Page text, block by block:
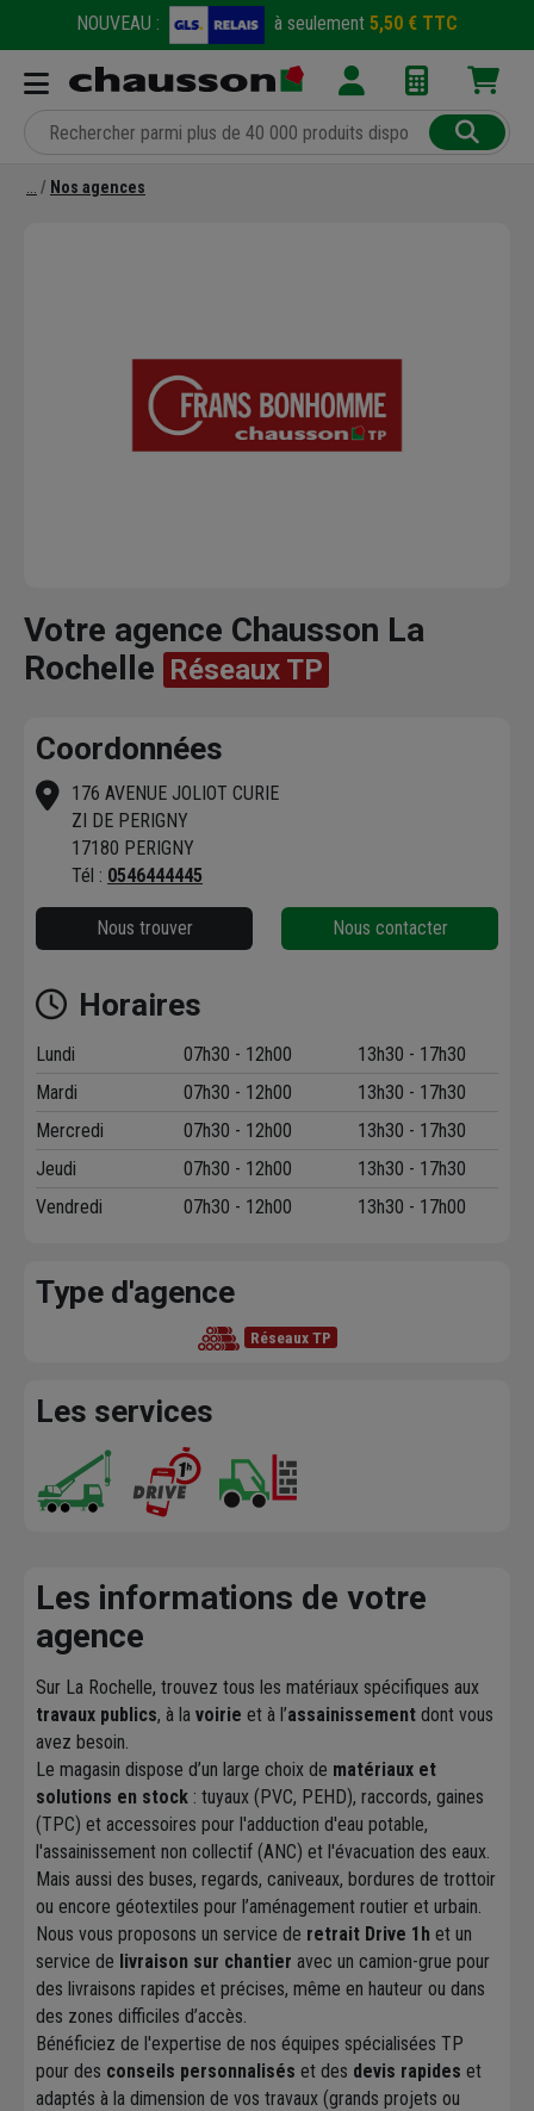
NOUVEAU : à seulement 5,50 € TTC
Nos agences
Votre agence Chausson La
Rochelle Réseaux TP
Coordonnées
176 AVENUE JOLIOT CURIE
ZI DE PERIGNY
17180 PERIGNY
Tél : 0546444445
Nous trouver Nous contacter
Horaires
Lundi 07h30 - 12h00
13h30 - 17h30
Mardi
07h30 - 12h00
13h30 - 17h30
Mercredi
07h30 - 12h00
13h30 - 17h30
Jeudi
07h30 - 12h00
13h30 - 17h30
Vendredi
07h30 - 12h00 13h30 - 17h00
Type d'agence
Réseaux TP
Les services
Les informations de votre
agence
Sur La Rochelle, trouvez tous les matériaux spécifiques aux
travaux publics, à la voirie et à l’assainissement dont vous
avez besoin.
Le magasin dispose d’un large choix de matériaux et
solutions en stock : tuyaux (PVC, PEHD), raccords, gaines
(TPC) et accessoires pour l'adduction d'eau potable,
l'assainissement non collectif (ANC) et l'évacuation des eaux.
Mais aussi des buses, regards, caniveaux, bordures de trottoir
ou encore géotextiles pour l’aménagement routier et urbain.
Nous vous proposons un service de retrait Drive 1h et un
service de livraison sur chantier avec un camion-grue pour
des livraisons rapides et précises, même en hauteur ou dans
des zones difficiles d’accès.
Bénéficiez de l'expertise de nos équipes spécialisées TP
pour des conseils personnalisés et des devis rapides et
adaptés à la dimension de vos travaux (grands projets ou